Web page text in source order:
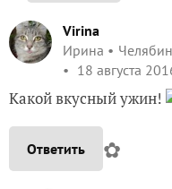
Virina
Ирина
18 августа
Какой вкусный ужин!
Ответить ✿